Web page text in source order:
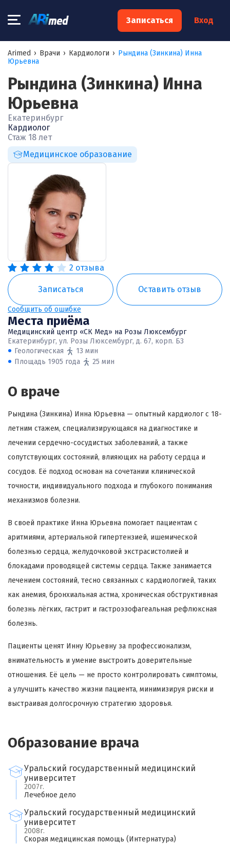
Записаться Вход
Arimed › Врачи › Кардиологи › Рындина (Зинкина) Инна
Юрьевна
Медицинское образование
Рындина (Зинкина) Инна
Юрьевна
Екатеринбург
Кардиолог
Стаж 18 лет
2 отзыва
Записаться Оставить отзыв
Сообщить об ошибке
Места приёма
Медицинский центр «СК Мед» на Розы Люксембург
Екатеринбург, ул. Розы Люксембург, д. 67, корп. Б3
Геологическая
13 мин
Площадь 1905 года
25 мин
О враче
Рындина (Зинкина) Инна Юрьевна — опытный кардиолог с 18-
летним стажем, специализирующаяся на диагностике и
лечении сердечно-сосудистых заболеваний, а также
сопутствующих состояний, влияющих на работу сердца и
сосудов. Её подход основан на сочетании клинической
точности, индивидуального подхода и глубокого понимания
механизмов болезни.
В своей практике Инна Юрьевна помогает пациентам с
аритмиями, артериальной гипертензией, ишемической
болезнью сердца, желудочковой экстрасистолией и
блокадами проводящей системы сердца. Также занимается
лечением состояний, тесно связанных с кардиологией, таких
как анемия, бронхиальная астма, хроническая обструктивная
болезнь лёгких, гастрит и гастроэзофагеальная рефлюксная
болезнь.
Пациенты ценят Инну Юрьевну за профессионализм,
внимательность и умение выстроить доверительные
отношения. Её цель — не просто контролировать симптомы,
а улучшить качество жизни пациента, минимизируя риски и
выстраивая долгосрочную стратегию здоровья.
Образование врача
Уральский государственный медицинский
университет
2007г.
Лечебное дело
Уральский государственный медицинский
университет
2008г.
Скорая медицинская помощь (Интернатура)
×
Запишитесь на консультацию к
Ваше имя:*
Ваш телефон:*
Ваш e-mail:*
Я согласен на
Оставить свой отзыв
Имя